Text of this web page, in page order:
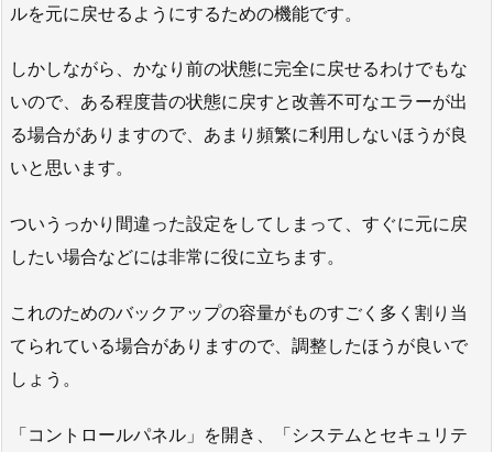
ルを元に戻せるようにするための機能です。
しかしながら、かなり前の状態に完全に戻せるわけでもな
いので、ある程度昔の状態に戻すと改善不可なエラーが出
る場合がありますので、あまり頻繁に利用しないほうが良
いと思います。
ついうっかり間違った設定をしてしまって、すぐに元に戻
したい場合などには非常に役に立ちます。
これのためのバックアップの容量がものすごく多く割り当
てられている場合がありますので、調整したほうが良いで
しょう。
「コントロールパネル」を開き、「システムとセキュリテ